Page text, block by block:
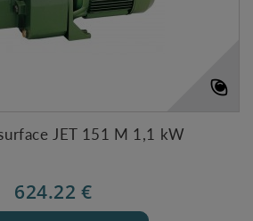
JET 151 M 1,1 kW
624.22 €